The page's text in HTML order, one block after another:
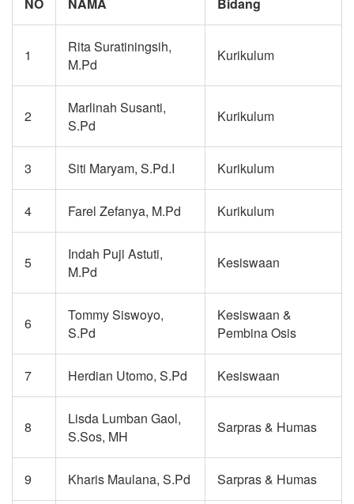
1
Rita Suratiningsih,
M.Pd
Kurikulum
2
Marlinah Susanti,
S.Pd
Kurikulum
3 Siti Maryam, S.Pd.I Kurikulum
4 Farel Zefanya, M.Pd Kurikulum
5
Indah Puji Astuti,
M.Pd
Kesiswaan
6
Tommy Siswoyo,
S.Pd
Kesiswaan &
Pembina Osis
7 Herdian Utomo, S.Pd Kesiswaan
8
Lisda Lumban Gaol,
S.Sos, MH
Sarpras & Humas
9 Kharis Maulana, S.Pd Sarpras & Humas